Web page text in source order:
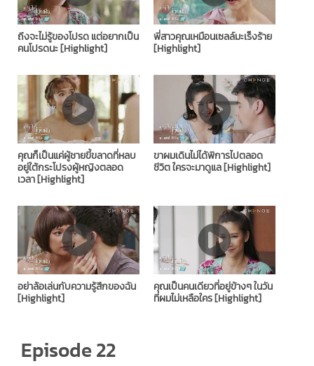
ถึงจะไม่รู้ของโปรด แต่อยากเป็น
คนโปรดนะ [Highlight]
พี่สาวคุณเหมือนเซลล์มะเร็งร้าย
[Highlight]
คุณก็เป็นแค่ผู้ชายขี้ขลาดที่หลบ
อยู่ใต้กระโปรงผู้หญิงตลอด
เวลา [Highlight]
ขาผมเดินไม่ได้พิการไปตลอด
ชีวิต ใครจะมาดูแล [Highlight]
อย่าล้อเล่นกับความรู้สึกของฉัน
[Highlight]
คุณเป็นคนเดียวที่อยู่ข้างๆ ในวัน
ที่ผมไม่เหลือใคร [Highlight]
Episode 22